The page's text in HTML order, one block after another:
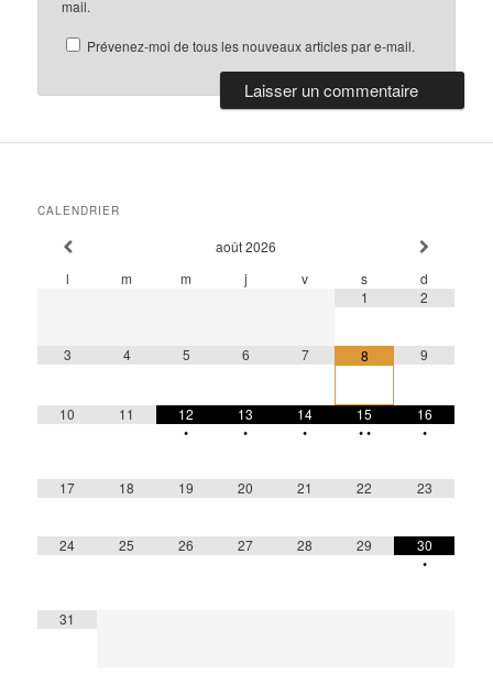
mail.
Prévenez-moi de tous les nouveaux articles par e-mail.
CALENDRIER
août 2026
l
m m j v s
d
1
2
3 4 5 6 7 8 9
10 11 12
•
13
•
14
•
15
••
16
•
17 18 19 20 21 22 23
24 25 26 27 28 29 30
•
31